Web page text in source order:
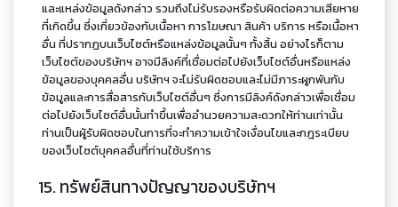
และแหล่งข้อมูลดังกล่าว รวมถึงไม่รับรองหรือรับผิดต่อความเสียหาย
ที่เกิดขึ้น ซึ่งเกี่ยวข้องกับเนื้อหา การโฆษณา สินค้า บริการ หรือเนื้อหา
อื่น ที่ปรากฏบนเว็บไซต์หรือแหล่งข้อมูลนั้นๆ ทั้งสิ้น อย่างไรก็ตาม
เว็บไซต์ของบริษัทฯ อาจมีลิงค์ที่เชื่อมต่อไปยังเว็บไซต์อื่นหรือแหล่ง
ข้อมูลของบุคคลอื่น บริษัทฯ จะไม่รับผิดชอบและไม่มีภาระผูกพันกับ
ข้อมูลและการสื่อสารกับเว็บไซต์อื่นๆ ซึ่งการมีลิงค์ดังกล่าวเพื่อเชื่อม
ต่อไปยังเว็บไซต์อื่นนั้นทำขึ้นเพื่ออำนวยความสะดวกให้ท่านเท่านั้น
ท่านเป็นผู้รับผิดชอบในการที่จะทำความเข้าใจเงื่อนไขและกฎระเบียบ
ของเว็บไซต์บุคคลอื่นที่ท่านใช้บริการ
15. ทรัพย์สินทางปัญญาของบริษัทฯ